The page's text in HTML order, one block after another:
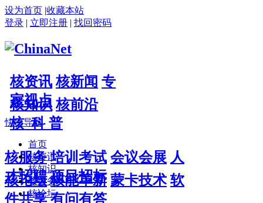
设为首页 |收藏本站
登录 | 立即注册 | 找回密码
核资讯 核新闻 专
家视点
核知识 核前沿
核 科 普
核服务 培训考试 会议会展 人
才招聘 项目招标
核论坛 核能革新 蒙卡技术 软
件共享 有问有答
快捷导航
首页
核资讯
核知识
核服务
核论坛